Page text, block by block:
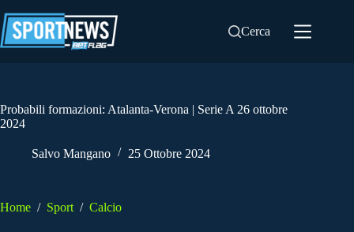
al
contenuto
Cerca
Probabili formazioni: Atalanta-Verona | Serie A 26 ottobre
2024
Salvo Mangano 25 Ottobre 2024
Home / Sport / Calcio